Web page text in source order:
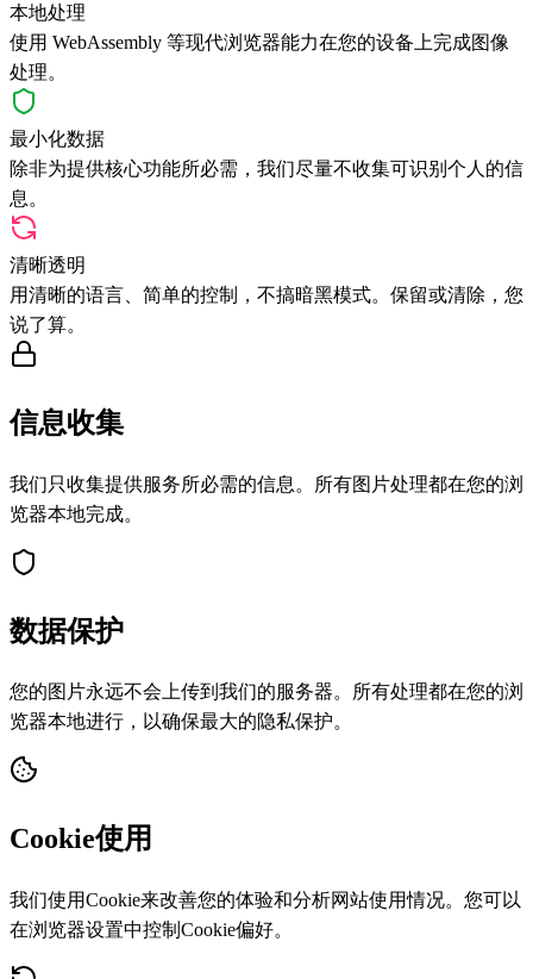
本地处理
使用 WebAssembly 等现代浏览器能力在您的设备上完成图像
处理。
最小化数据
除非为提供核心功能所必需，我们尽量不收集可识别个人的信
息。
清晰透明
用清晰的语言、简单的控制，不搞暗黑模式。保留或清除，您
说了算。
信息收集
我们只收集提供服务所必需的信息。所有图片处理都在您的浏
览器本地完成。
数据保护
您的图片永远不会上传到我们的服务器。所有处理都在您的浏
览器本地进行，以确保最大的隐私保护。
Cookie使用
我们使用Cookie来改善您的体验和分析网站使用情况。您可以
在浏览器设置中控制Cookie偏好。